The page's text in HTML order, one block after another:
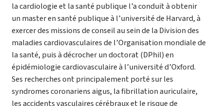
la cardiologie et la santé publique l’a conduit à obtenir
un master en santé publique à l’université de Harvard, à
exercer des missions de conseil au sein de la Division des
maladies cardiovasculaires de l’Organisation mondiale de
la santé, puis à décrocher un doctorat (DPhil) en
épidémiologie cardiovasculaire à l’université d’Oxford.
Ses recherches ont principalement porté sur les
syndromes coronariens aigus, la fibrillation auriculaire,
les accidents vasculaires cérébraux et le risque de